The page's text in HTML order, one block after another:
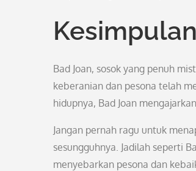
Kesimpulan
Bad Joan, sosok yang penuh
keberanian dan pesona telah
hidupnya, Bad Joan
Jangan pernah ragu untuk
sesungguhnya. Jadilah seperti
menyebarkan pesona dan